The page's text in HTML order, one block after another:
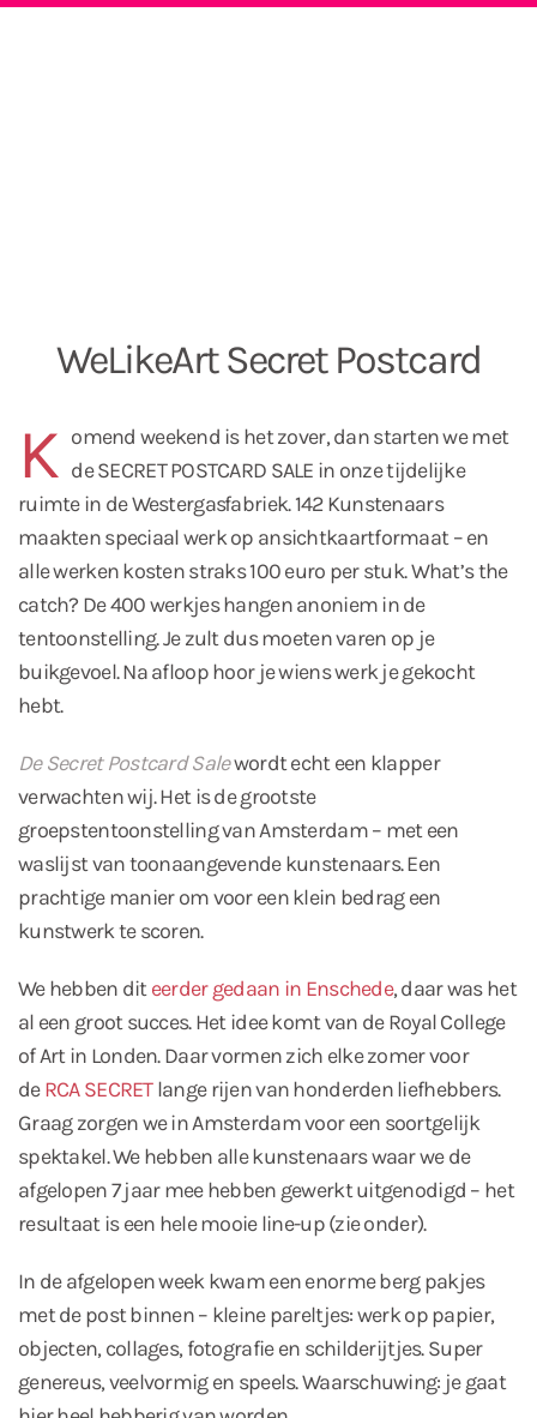
WeLikeArt Secret Postcard
K omend weekend is het zover, dan starten we met
de SECRET POSTCARD SALE in onze tijdelijke
ruimte in de Westergasfabriek. 142 Kunstenaars
maakten speciaal werk op ansichtkaartformaat – en
alle werken kosten straks 100 euro per stuk. What’s the
catch? De 400 werkjes hangen anoniem in de
tentoonstelling. Je zult dus moeten varen op je
buikgevoel. Na afloop hoor je wiens werk je gekocht
hebt.
De Secret Postcard Salewordt echt een klapper
verwachten wij. Het is de grootste
groepstentoonstelling van Amsterdam – met een
waslijst van toonaangevende kunstenaars. Een
prachtige manier om voor een klein bedrag een
kunstwerk te scoren.
We hebben diteerder gedaan in Enschede, daar was het
al een groot succes. Het idee komt van de Royal College
of Art in Londen. Daar vormen zich elke zomer voor
deRCA SECRETlange rijen van honderden liefhebbers.
Graag zorgen we in Amsterdam voor een soortgelijk
spektakel. We hebben alle kunstenaars waar we de
afgelopen 7 jaar mee hebben gewerkt uitgenodigd – het
resultaat is een hele mooie line-up (zie onder).
In de afgelopen week kwam een enorme berg pakjes
met de post binnen – kleine pareltjes: werk op papier,
objecten, collages, fotografie en schilderijtjes. Super
genereus, veelvormig en speels. Waarschuwing: je gaat